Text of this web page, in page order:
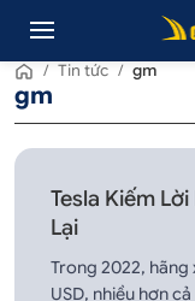
/ Tin tức / gm
gm
Tesla Kiếm
Lại
Trong 2022, hãng
USD, nhiều hơn